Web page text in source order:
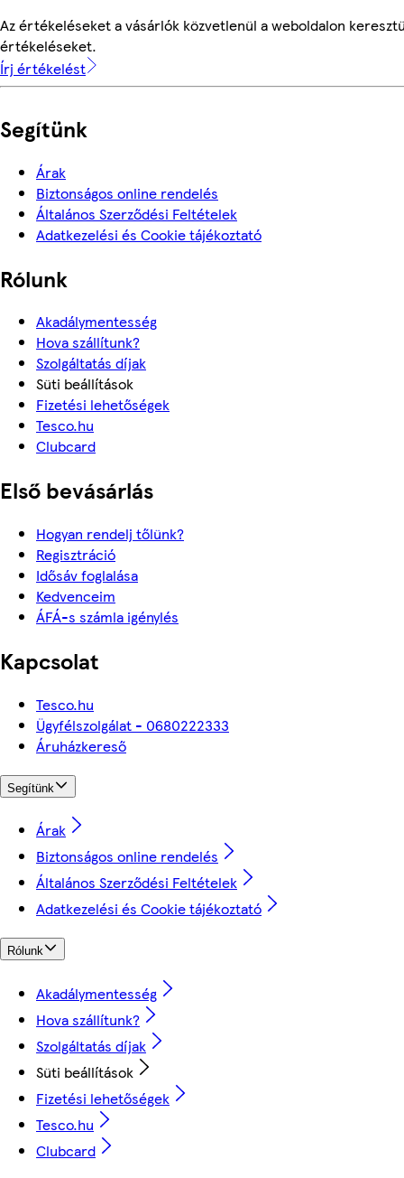
Az értékeléseket a vásárlók közvetlenül a weboldalon
értékeléseket.
Írj értékelést
Segítünk
Árak
Biztonságos online rendelés
Általános Szerződési Feltételek
Adatkezelési és Cookie tájékoztató
Rólunk
Akadálymentesség
Hova szállítunk?
Szolgáltatás díjak
Süti beállítások
Fizetési lehetőségek
Tesco.hu
Clubcard
Első bevásárlás
Hogyan rendelj tőlünk?
Regisztráció
Idősáv foglalása
Kedvenceim
ÁFÁ-s számla igénylés
Kapcsolat
Tesco.hu
Ügyfélszolgálat - 0680222333
Áruházkereső
Segítünk
Árak
Biztonságos online rendelés
Általános Szerződési Feltételek
Adatkezelési és Cookie tájékoztató
Rólunk
Akadálymentesség
Hova szállítunk?
Szolgáltatás díjak
Süti beállítások
Fizetési lehetőségek
Tesco.hu
Clubcard